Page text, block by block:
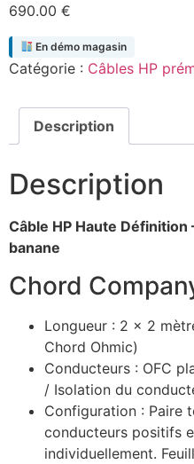
690.00 €
En démo magasin
Catégorie : Câbles HP
Description
Description
Câble HP Haute
banane
Chord
Longueur : 2 x 2
Chord Ohmic)
Conducteurs : OFC
/ Isolation du
Configuration : Paire
conducteurs positifs
individuellement.